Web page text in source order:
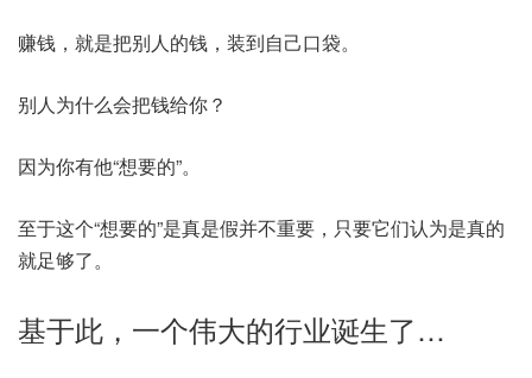
赚钱，就是把别人的钱，装到自己口袋。
别人为什么会把钱给你？
因为你有他“想要的”。
至于这个“想要的”是真是假并不重要，只要它们认为是真的
就足够了。
基于此，一个伟大的行业诞生了…